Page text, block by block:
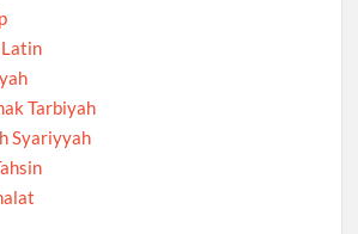
Tarbiyah
Syariyyah